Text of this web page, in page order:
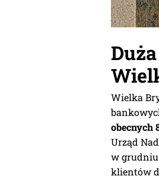
Wielka
obecnych
Urząd
w grudniu
klientów